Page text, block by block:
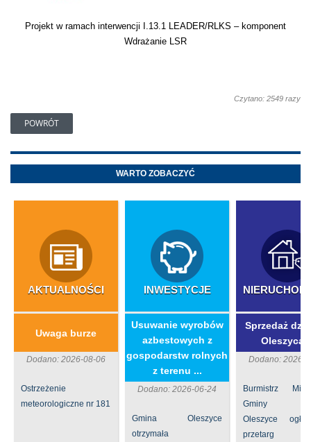
Projekt w ramach interwencji I.13.1 LEADER/RLKS – komponent
Wdrażanie LSR
Czytano: 2549 razy
POWRÓT
WARTO ZOBACZYĆ
AKTUALNOŚCI
Uwaga burze
Dodano: 2026-08-06
Ostrzeżenie
meteorologiczne nr 181
INWESTYCJE
​Usuwanie wyrobów
azbestowych z
gospodarstw rolnych
z terenu ...
Dodano: 2026-06-24
Gmina Oleszyce
otrzymała
Sprzedaż
Dodano: 2026-
Burmistrz
Gminy
Oleszyce
przetarg